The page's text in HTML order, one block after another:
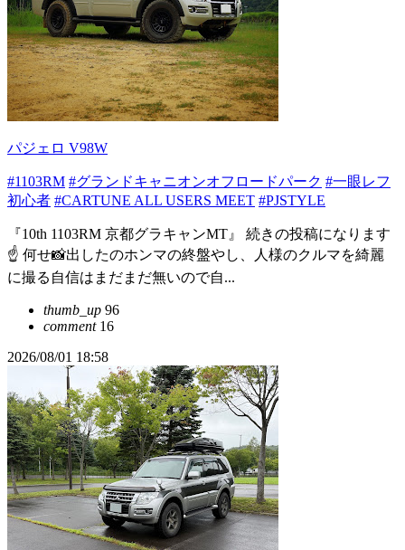
パジェロ V98W
#1103RM #グランドキャニオンオフロードパーク #一眼レフ
初心者 #CARTUNE ALL USERS MEET #PJSTYLE
『10th 1103RM 京都グラキャンMT』 続きの投稿になります
☝️ 何せ📸出したのホンマの終盤やし、人様のクルマを綺麗
に撮る自信はまだまだ無いので自...
thumb_up 96
comment16
2026/08/01 18:58